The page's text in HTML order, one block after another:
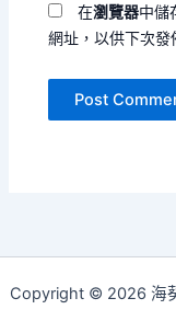
在瀏覽器中儲
網址，以供下次發
Copyright © 2026 海